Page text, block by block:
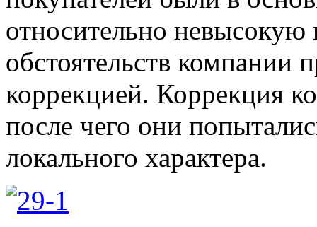
относительно
обстоятельств компании
коррекцией. Коррекция
после чего они
локального характера.